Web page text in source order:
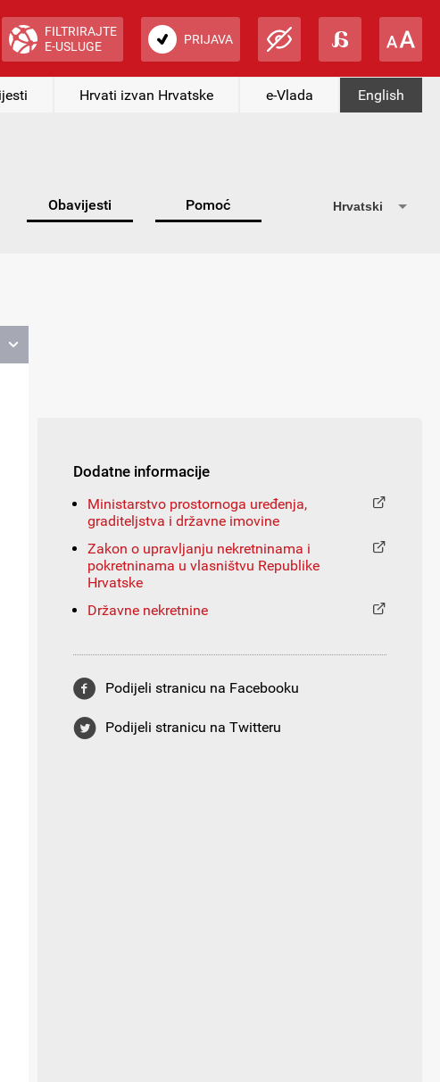
FILTRIRAJTE
E-USLUGE
PRIJAVA
Hrvati izvan Hrvatske e-Vlada English
Obavijesti Pomoć Hrvatski
Dodatne informacije
Ministarstvo prostornoga uređenja,
graditeljstva i državne imovine
Zakon o upravljanju nekretninama i
pokretninama u vlasništvu Republike
Hrvatske
Državne nekretnine
Podijeli stranicu na Facebooku
Podijeli stranicu na Twitteru